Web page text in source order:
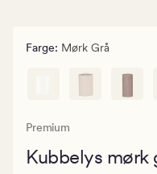
Farge: Mørk Grå
Premium
Kubbelys mørk